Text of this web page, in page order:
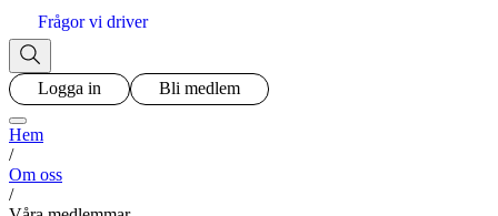
Frågor vi driver
Logga in Bli medlem
Hem
/
Om oss
/